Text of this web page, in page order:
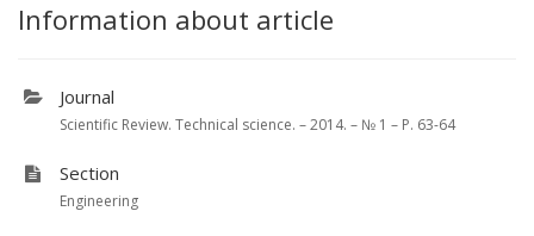
Information about article
Journal
Scientific Review. Technical science. – 2014. – № 1 – P. 63-64
Section
Engineering